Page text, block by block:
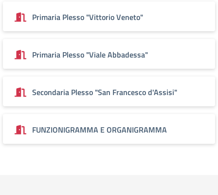
Primaria Plesso "Vittorio Veneto"
Primaria Plesso "Viale Abbadessa"
Secondaria Plesso "San Francesco d'Assisi"
FUNZIONIGRAMMA E ORGANIGRAMMA